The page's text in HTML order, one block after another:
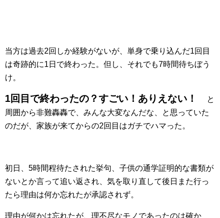
当方は過去2回しか経験がないが、単身で乗り込んだ1回目
は奇跡的に1日で終わった。但し、それでも7時間待ちぼう
け。
1回目で終わったの？すごい！ありえない！
と
周囲から非難轟轟で、みんな大変なんだな、と思っていた
のだが、家族が来てからの2回目はガチでハマった。
初日、5時間程待たされた挙句、子供の通学証明的な書類が
ないとか言って追い返され、気を取り直して後日また行っ
たら理由は何か忘れたが承認されず。
理由が何かは忘れたが、理不尽なモノであったのは確か